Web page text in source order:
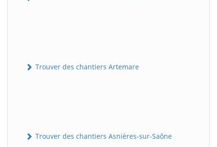
Trouver des chantiers Artemare
Trouver des chantiers Asnières-sur-Saône